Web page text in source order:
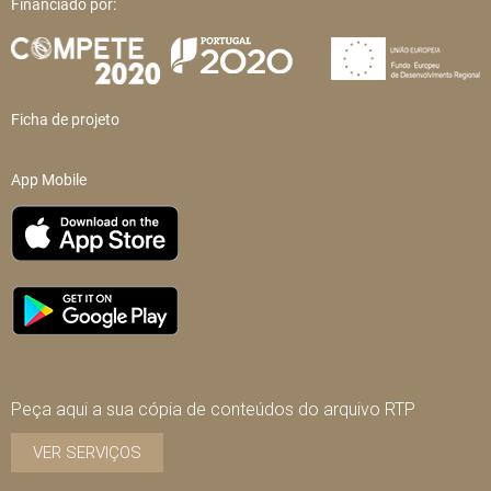
Financiado por:
Ficha de projeto
App Mobile
Peça aqui a sua cópia de conteúdos do arquivo RTP
VER SERVIÇOS